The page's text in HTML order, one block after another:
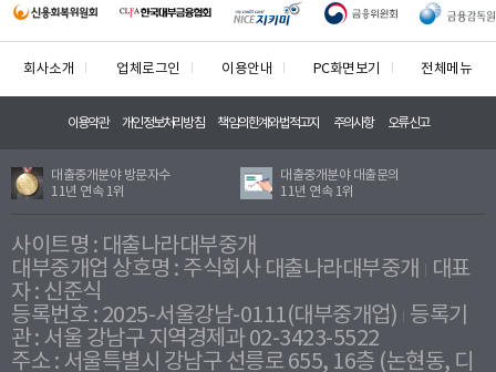
회사소개 업체로그인 이용안내 PC화면보기 전체메뉴
이용약관 개인정보처리방침 책임의한계와법적고지 주의사항 오류신고
대출중개분야 방문자수
11년 연속 1위
대출중개분야 대출문의
11년 연속 1위
사이트명 : 대출나라대부중개
대부중개업 상호명 : 주식회사 대출나라대부중개
대표
자 : 신준식
등록번호 : 2025-서울강남-0111(대부중개업) 등록기
관 : 서울 강남구 지역경제과 02-3423-5522
주소 : 서울특별시 강남구 선릉로 655, 16층 (논현동, 디